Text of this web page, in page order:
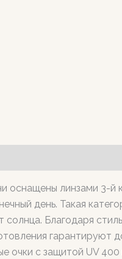
оснащены линзами 3-й
день. Такая
Благодаря
гарантируют
с защитой UV 400